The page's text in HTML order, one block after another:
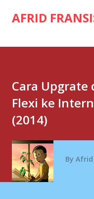
Skip
AFRID
Cara
Flexi ke
(2014)
By Afrid